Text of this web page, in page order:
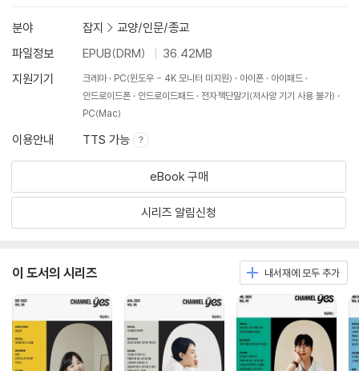
분야 잡지 > 교양/인문/종교
파일정보
EPUB(DRM)
36.42MB
지원기기
크레마 PC(윈도우 - 4K 모니터 미지원) 아이폰
아이패드
안드로이드폰
안드로이드패드
전자책단말기(저사양 기기 사용 불가)
PC(Mac)
이용안내 TTS 가능
eBook 구매
시리즈 알림신청
이 도서의 시리즈 내서재에 모두 추가